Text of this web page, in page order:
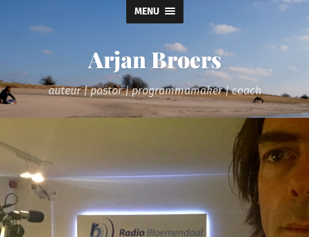
MENU
Arjan Broers
auteur | pastor | programmamaker | coach